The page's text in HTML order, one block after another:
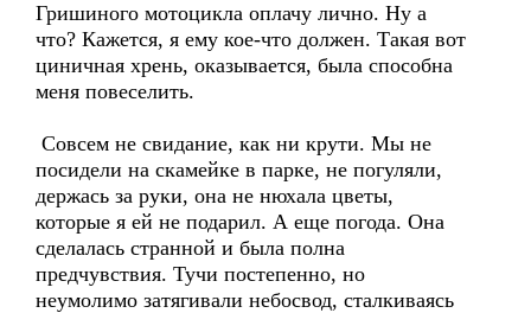
Гришиного мотоцикла оплачу лично. Ну а
что? Кажется, я ему кое-что должен. Такая вот
циничная хрень, оказывается, была способна
меня повеселить.
Совсем не свидание, как ни крути. Мы не
посидели на скамейке в парке, не погуляли,
держась за руки, она не нюхала цветы,
которые я ей не подарил. А еще погода. Она
сделалась странной и была полна
предчувствия. Тучи постепенно, но
неумолимо затягивали небосвод, сталкиваясь